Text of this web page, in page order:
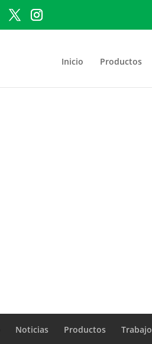
Inicio Productos
Noticias Productos Trabajo